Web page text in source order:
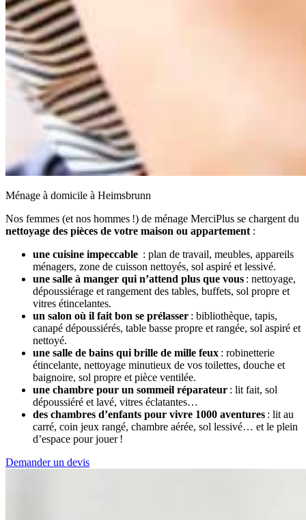
Ménage à domicile à Heimsbrunn
Nos femmes (et nos hommes !) de ménage MerciPlus se chargent du
nettoyage des pièces de votre maison ou appartement :
une cuisine impeccable : plan de travail, meubles, appareils
ménagers, zone de cuisson nettoyés, sol aspiré et lessivé.
une salle à manger qui n’attend plus que vous : nettoyage,
dépoussiérage et rangement des tables, buffets, sol propre et
vitres étincelantes.
un salon où il fait bon se prélasser : bibliothèque, tapis,
canapé dépoussiérés, table basse propre et rangée, sol aspiré et
nettoyé.
une salle de bains qui brille de mille feux : robinetterie
étincelante, nettoyage minutieux de vos toilettes, douche et
baignoire, sol propre et pièce ventilée.
une chambre pour un sommeil réparateur : lit fait, sol
dépoussiéré et lavé, vitres éclatantes…
des chambres d’enfants pour vivre 1000 aventures : lit au
carré, coin jeux rangé, chambre aérée, sol lessivé… et le plein
d’espace pour jouer !
Demander un devis